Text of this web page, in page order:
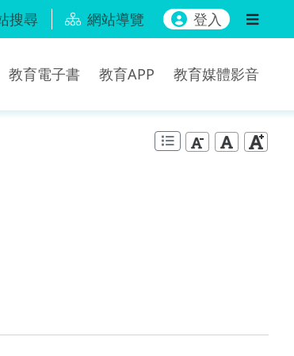
搜尋 網站導覽 登入
教育電子書 教育APP 教育媒體影音